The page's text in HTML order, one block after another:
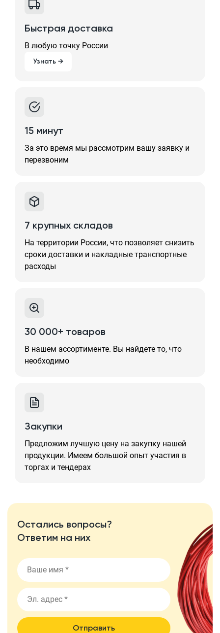
Быстрая доставка
В любую точку России
Узнать →
15 минут
За это время мы рассмотрим вашу заявку и
перезвоним
7 крупных складов
На территории России, что позволяет снизить
сроки доставки и накладные транспортные
расходы
30 000+ товаров
В нашем ассортименте. Вы найдете то, что
необходимо
Закупки
Предложим лучшую цену на закупку нашей
продукции. Имеем большой опыт участия в
торгах и тендерах
Остались вопросы?
Ответим на них
Отправить